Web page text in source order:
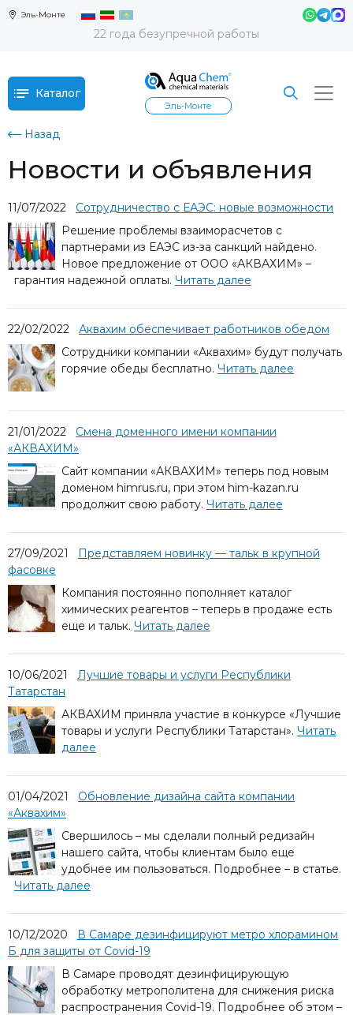
Эль-Монте
22 года безупречной работы
Каталог
Эль-Монте
Назад
Новости и объявления
11/07/2022
Сотрудничество с ЕАЭС: новые возможности
Решение проблемы взаиморасчетов с
партнерами из ЕАЭС из-за санкций найдено.
Новое предложение от ООО «АКВАХИМ» –
гарантия надежной оплаты. Читать далее
22/02/2022
Аквахим обеспечивает работников обедом
Сотрудники компании «Аквахим» будут получать
горячие обеды бесплатно. Читать далее
21/01/2022
Смена доменного имени компании
«АКВАХИМ»
Сайт компании «АКВАХИМ» теперь под новым
доменом himrus.ru, при этом him-kazan.ru
продолжит свою работу. Читать далее
27/09/2021
Представляем новинку — тальк в крупной
фасовке
Компания постоянно пополняет каталог
химических реагентов – теперь в продаже есть
еще и тальк. Читать далее
10/06/2021
Лучшие товары и услуги Республики
Татарстан
АКВАХИМ приняла участие в конкурсе «Лучшие
товары и услуги Республики Татарстан». Читать
далее
01/04/2021
Обновление дизайна сайта компании
«Аквахим»
Свершилось – мы сделали полный редизайн
нашего сайта, чтобы клиентам было еще
удобнее им пользоваться. Подробнее – в статье.
Читать далее
10/12/2020
В Самаре дезинфицируют метро хлорамином
Б для защиты от Covid-19
В Самаре проводят дезинфицирующую
обработку метрополитена для снижения риска
распространения Covid-19. Подробнее об этом –